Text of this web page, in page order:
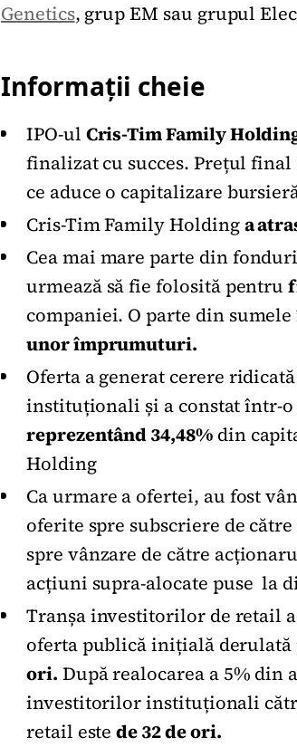
Genetics, grup EM sau grupul
Informații cheie
IPO-ul Cris-Tim Family
finalizat cu succes. Prețul
ce aduce o capitalizare
Cris-Tim Family Holdinga
Cea mai mare parte din
urmează să fie folosită pentru
companiei. O parte din
unor împrumuturi.
Oferta a generat cerere
instituționali și a constat într-o
reprezentând 34,48%din
Holding
Ca urmare a ofertei, au fost
oferite spre subscriere de
spre vânzare de către
acțiuni supra-alocate puse la
Tranșa investitorilor de retail
oferta publică inițială derulată
ori. După realocarea a 5%
investitorilor instituționali
retail estede 32 de ori.